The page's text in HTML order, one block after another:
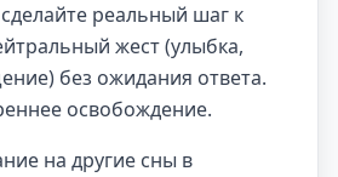
реальный шаг к
жест (улыбка,
без ожидания ответа.
освобождение.
на другие сны в